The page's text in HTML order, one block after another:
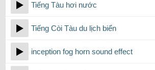
Tiếng Tàu hơi nước
Tiếng Còi Tàu du lịch biển
inception fog horn sound effect